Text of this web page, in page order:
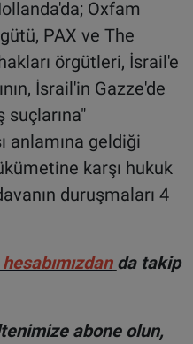
Oxfam
PAX ve The
örgütleri, İsrail'e
İsrail'in Gazze'de
anlamına geldiği
karşı hukuk
duruşmaları 4
da takip
abone olun,